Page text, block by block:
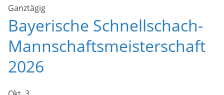
Ganztägig
Bayerische Schnellschach-
Mannschaftsmeisterschaft
2026